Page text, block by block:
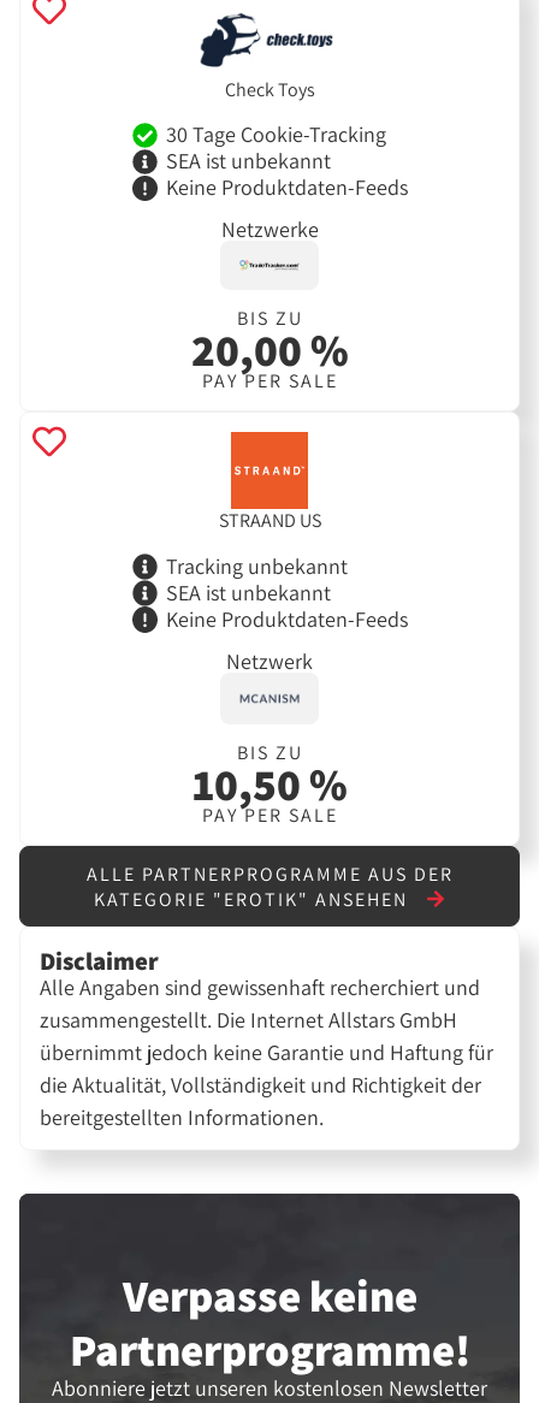
Check Toys
30 Tage Cookie-Tracking
SEA ist unbekannt
Keine Produktdaten-Feeds
Netzwerke
BIS ZU
20,00 %
PAY PER SALE
STRAAND US
Tracking unbekannt
SEA ist unbekannt
Keine Produktdaten-Feeds
Netzwerk
BIS ZU
10,50 %
PAY PER SALE
ALLE PARTNERPROGRAMME AUS DER
KATEGORIE "EROTIK" ANSEHEN
Disclaimer
Alle Angaben sind gewissenhaft recherchiert und
zusammengestellt. Die Internet Allstars GmbH
übernimmt jedoch keine Garantie und Haftung für
die Aktualität, Vollständigkeit und Richtigkeit der
bereitgestellten Informationen.
Verpasse keine
Partner­programme!
Abonniere jetzt unseren kostenlosen Newsletter